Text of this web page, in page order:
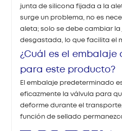
junta de silicona fijada a la
surge un problema, no es
aleta; solo se debe cambiar la
desgastada, lo que facilita el
¿Cuál es el embalaje
para este producto?
El embalaje predeterminado
eficazmente la válvula para
deforme durante el
función de sellado